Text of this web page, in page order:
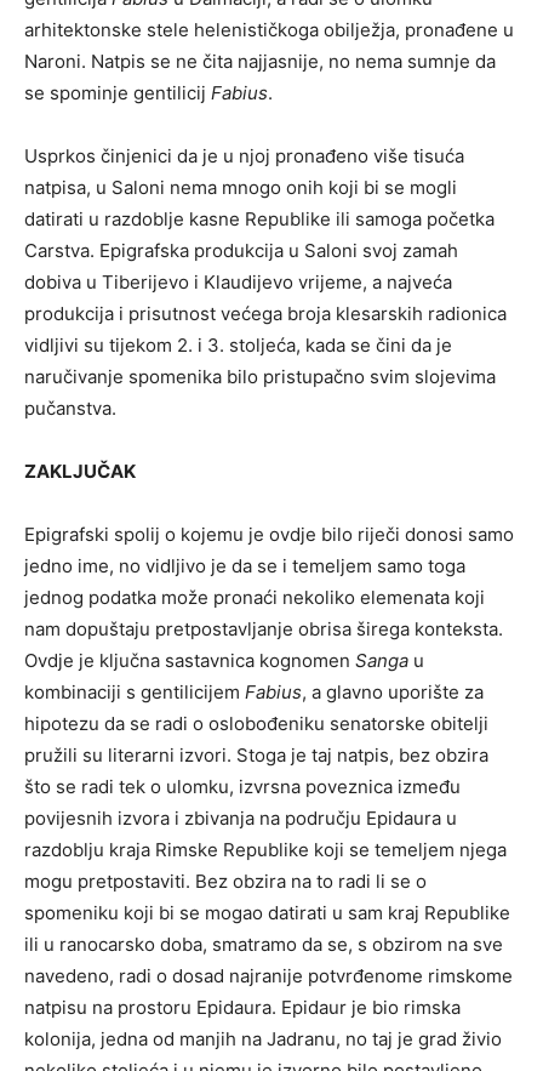
arhitektonske stele helenističkoga obilježja, pronađene u
Naroni. Natpis se ne čita najjasnije, no nema sumnje da
se spominje gentilicij Fabius.
Usprkos činjenici da je u njoj pronađeno više tisuća
natpisa, u Saloni nema mnogo onih koji bi se mogli
datirati u razdoblje kasne Republike ili samoga početka
Carstva. Epigrafska produkcija u Saloni svoj zamah
dobiva u Tiberijevo i Klaudijevo vrijeme, a najveća
produkcija i prisutnost većega broja klesarskih radionica
vidljivi su tijekom 2. i 3. stoljeća, kada se čini da je
naručivanje spomenika bilo pristupačno svim slojevima
pučanstva.
ZAKLJUČAK
Epigrafski spolij o kojemu je ovdje bilo riječi donosi samo
jedno ime, no vidljivo je da se i temeljem samo toga
jednog podatka može pronaći nekoliko elemenata koji
nam dopuštaju pretpostavljanje obrisa širega konteksta.
Ovdje je ključna sastavnica kognomen Sanga u
kombinaciji s gentilicijem Fabius, a glavno uporište za
hipotezu da se radi o oslobođeniku senatorske obitelji
pružili su literarni izvori. Stoga je taj natpis, bez obzira
što se radi tek o ulomku, izvrsna poveznica između
povijesnih izvora i zbivanja na području Epidaura u
razdoblju kraja Rimske Republike koji se temeljem njega
mogu pretpostaviti. Bez obzira na to radi li se o
spomeniku koji bi se mogao datirati u sam kraj Republike
ili u ranocarsko doba, smatramo da se, s obzirom na sve
navedeno, radi o dosad najranije potvrđenome rimskome
natpisu na prostoru Epidaura. Epidaur je bio rimska
kolonija, jedna od manjih na Jadranu, no taj je grad živio